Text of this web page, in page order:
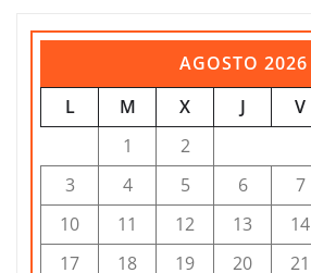
AGOSTO 2026
L
M X J V
1
2
3
4 5 6 7
10
11 12 13 14
17
18 19 20 21